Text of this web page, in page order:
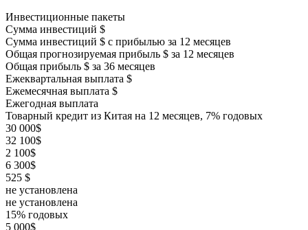
Инвестиционные пакеты
Сумма инвестиций $
Сумма инвестиций $ с прибылью за 12 месяцев
Общая прогнозируемая прибыль $ за 12 месяцев
Общая прибыль $ за 36 месяцев
Ежеквартальная выплата $
Ежемесячная выплата $
Ежегодная выплата
Товарный кредит из Китая на 12 месяцев, 7% годовых
30 000$
32 100$
2 100$
6 300$
525 $
не установлена
не установлена
15% годовых
5 000$